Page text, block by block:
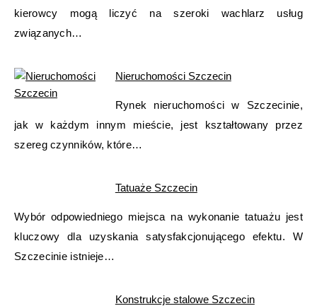
kierowcy mogą liczyć na szeroki wachlarz usług
związanych…
Nieruchomości Szczecin
Rynek nieruchomości w Szczecinie,
jak w każdym innym mieście, jest kształtowany przez
szereg czynników, które…
Tatuaże Szczecin
Wybór odpowiedniego miejsca na wykonanie tatuażu jest
kluczowy dla uzyskania satysfakcjonującego efektu. W
Szczecinie istnieje…
Konstrukcje stalowe Szczecin